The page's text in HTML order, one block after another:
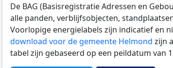
De BAG (Basisregistratie Adressen en
alle panden, verblijfsobjecten,
Voorlopige energielabels zijn indicatief en
download voor de gemeente Helmond zijn
tabel zijn gebaseerd op een peildatum van